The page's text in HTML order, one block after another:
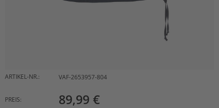
ARTIKEL-NR.: VAF-2653957-804
PREIS: 89,99 €